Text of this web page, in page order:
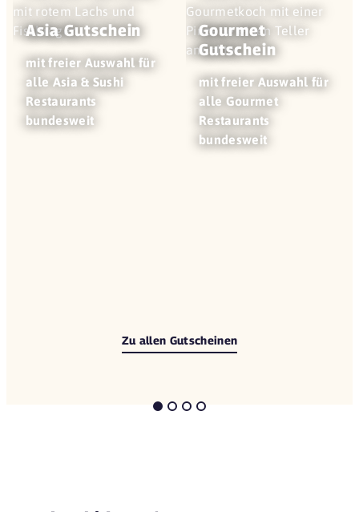
Asia Gutschein
mit freier Auswahl für
alle Asia & Sushi
Restaurants
bundesweit
Gourmet
Gutschein
mit freier Auswahl für
alle Gourmet
Restaurants
bundesweit
Zu allen Gutscheinen